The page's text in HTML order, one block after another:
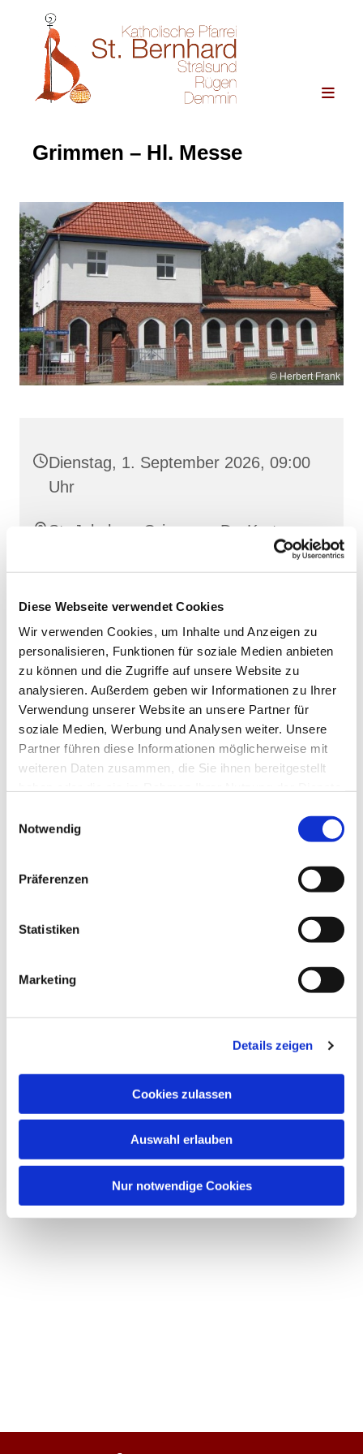
Diese Webseite verwendet Cookies
Wir verwenden Cookies, um Inhalte und Anzeigen zu
personalisieren, Funktionen für soziale Medien anbieten
zu können und die Zugriffe auf unsere Website zu
analysieren. Außerdem geben wir Informationen zu Ihrer
Verwendung unserer Website an unsere Partner für
soziale Medien, Werbung und Analysen weiter. Unsere
Partner führen diese Informationen möglicherweise mit
weiteren Daten zusammen, die Sie ihnen bereitgestellt
Notwendig
Präferenzen
Statistiken
Marketing
Details zeigen
Cookies zulassen
Auswahl erlauben
Nur notwendige Cookies
Grimmen – Hl. Messe
© Herbert Frank
Dienstag, 1. September 2026, 09:00
Uhr
St. Jakobus, Grimmen, Dr.-Kurt-
Fischer-Straße 1, 18507 Grimmen